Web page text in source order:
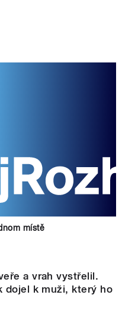
místě
a vrah vystřelil.
dojel k muži, který ho